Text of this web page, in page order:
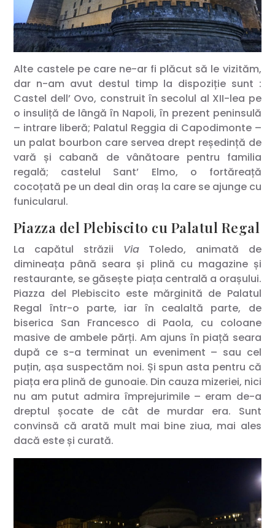
Alte castele pe care ne-ar fi plăcut să le vizităm,
dar n-am avut destul timp la dispoziție sunt :
Castel dell’ Ovo, construit în secolul al XII-lea pe
o insuliță de lângă în Napoli, în prezent peninsulă
– intrare liberă; Palatul Reggia di Capodimonte –
un palat bourbon care servea drept reședință de
vară și cabană de vânătoare pentru familia
regală; castelul Sant’ Elmo, o fortăreață
cocoțată pe un deal din oraș la care se ajunge cu
funicularul.
Piazza del Plebiscito cu Palatul Regal
La capătul străzii ViaToledo, animată de
dimineața până seara și plină cu magazine și
restaurante, se găsește piața centrală a orașului.
Piazza del Plebiscito este mărginită de Palatul
Regal într-o parte, iar în cealaltă parte, de
biserica San Francesco di Paola, cu coloane
masive de ambele părți. Am ajuns în piață seara
după ce s-a terminat un eveniment – sau cel
puțin, așa suspectăm noi. Și spun asta pentru că
piața era plină de gunoaie. Din cauza mizeriei, nici
nu am putut admira împrejurimile – eram de-a
dreptul șocate de cât de murdar era. Sunt
convinsă că arată mult mai bine ziua, mai ales
dacă este și curată.